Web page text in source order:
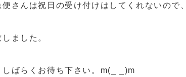
さんは祝日の受け付けはしてくれないので、
ました。
ばらくお待ち下さい。m(_ _)m